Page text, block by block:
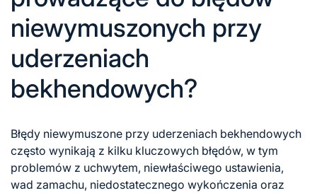
niewymuszonych przy
uderzeniach
bekhendowych?
Błędy niewymuszone przy uderzeniach bekhendowych
często wynikają z kilku kluczowych błędów, w tym
problemów z uchwytem, niewłaściwego ustawienia,
wad zamachu, niedostatecznego wykończenia oraz